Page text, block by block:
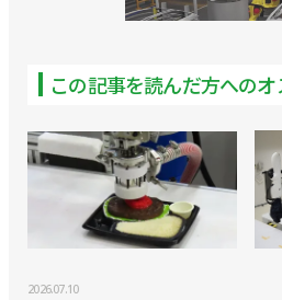
この記事を読んだ方への
2026.07.10